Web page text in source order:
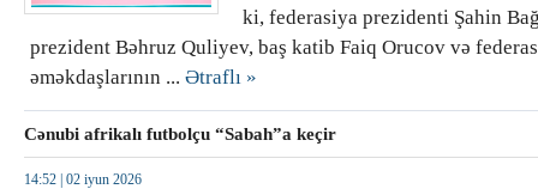
ki, federasiya prezidenti Şahin
prezident Bəhruz Quliyev, baş katib Faiq Orucov və
əməkdaşlarının ... Ətraflı »
Cənubi afrikalı futbolçu “Sabah”a keçir
14:52 | 02 iyun 2026